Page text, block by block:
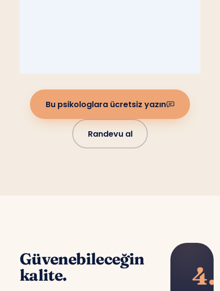
Bu psikologlara ücretsiz yazın
Randevu al
Güvenebileceğin
kalite.